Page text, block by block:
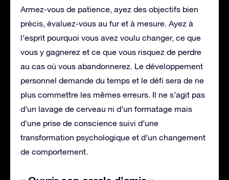
Armez-vous de patience, ayez des objectifs bien
précis, évaluez-vous au fur et à mesure. Ayez à
l’esprit pourquoi vous avez voulu changer, ce que
vous y gagnerez et ce que vous risquez de perdre
au cas où vous abandonnerez. Le développement
personnel demande du temps et le défi sera de ne
plus commettre les mêmes erreurs. Il ne s’agit pas
d’un lavage de cerveau ni d’un formatage mais
d’une prise de conscience suivi d’une
transformation psychologique et d’un changement
de comportement.